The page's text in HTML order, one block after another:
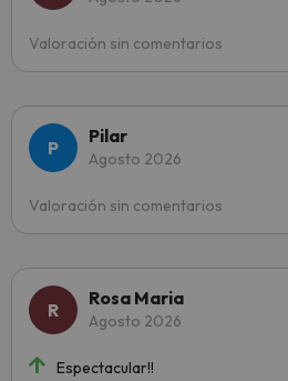
Valoración sin comentarios
Pilar
Agosto 2026
Valoración sin comentarios
Rosa Maria
Agosto 2026
Espectacular!!